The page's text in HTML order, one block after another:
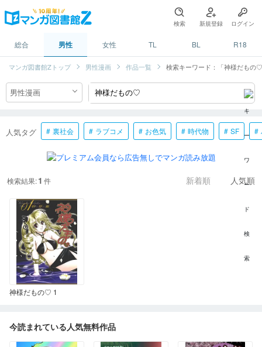
検索 新規登録 ログイン
総合 男性 女性 TL BL R18
マンガ図書館Zトップ 男性漫画 作品一覧 検索キーワード：「神様だもの
人気タグ 裏社会 ラブコメ お色気 時代物 SF
検索結果:1 件 新着順 人気順
神様だもの♡ 1
今読まれている人気無料作品